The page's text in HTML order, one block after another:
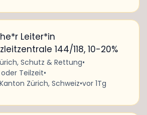
Leiter*in
144/118, 10-20%
Schutz & Rettung•
Teilzeit•
Zürich, Schweiz•vor 1Tg